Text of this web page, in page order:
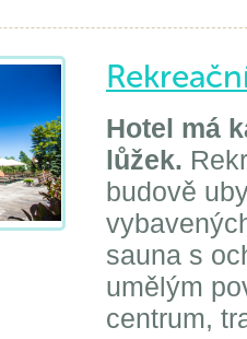
Hotel má
lůžek.
budově
sauna s
umělým
centrum,